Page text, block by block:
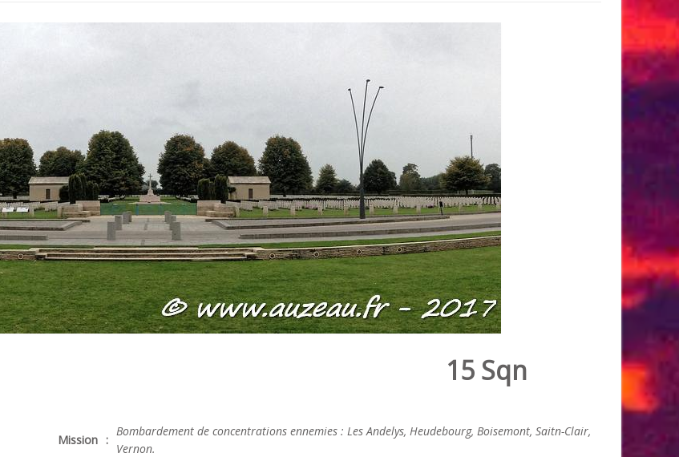
15 Sqn
Mission :
Bombardement de concentrations ennemies : Les Andelys, Heudebourg, Boisemont, Saitn-Clair,
Vernon.